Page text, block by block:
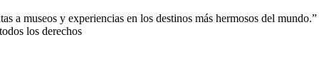
a museos y experiencias en los destinos más hermosos del mundo.”
los derechos